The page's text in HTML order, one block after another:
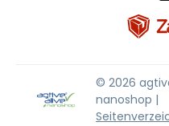
© 2026
nanoshop |